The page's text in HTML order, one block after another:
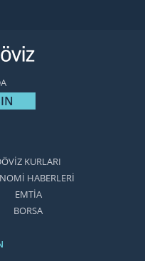
KURLARI
HABERLERİ
EMTİA
BORSA